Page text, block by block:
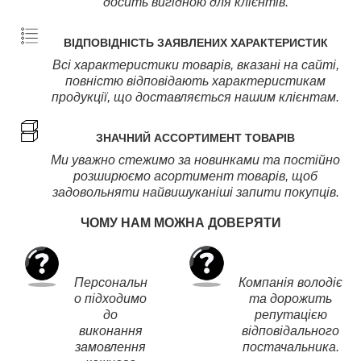
ВІДПОВІДНІСТЬ ЗАЯВЛЕНИХ ХАРАКТЕРИСТИК
Всі характеристики товарів, вказані на сайті,
повністю відповідають характеристикам
продукції, що доставляється нашим клієнтам.
ЗНАЧНИЙ АССОРТИМЕНТ ТОВАРІВ
Ми уважно стежимо за новинками та постійно
розширюємо асортимент товарів, щоб
задовольняти найвишуканіші запити покупців.
ЧОМУ НАМ МОЖНА ДОВЕРЯТИ
Персональн
о підходимо
до
виконання
замовлення
Компанія володіє
та дорожить
репутацією
відповідального
постачальника.